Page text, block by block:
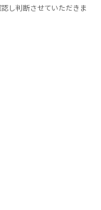
し判断させていただきま